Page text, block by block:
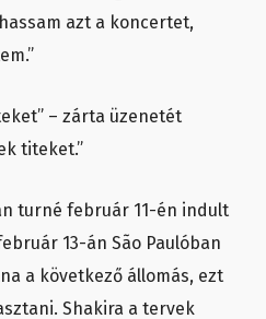
azt a koncertet,
– zárta üzenetét
titeket.”
turné február 11-én indult
13-án São Paulóban
a következő állomás, ezt
Shakira a tervek